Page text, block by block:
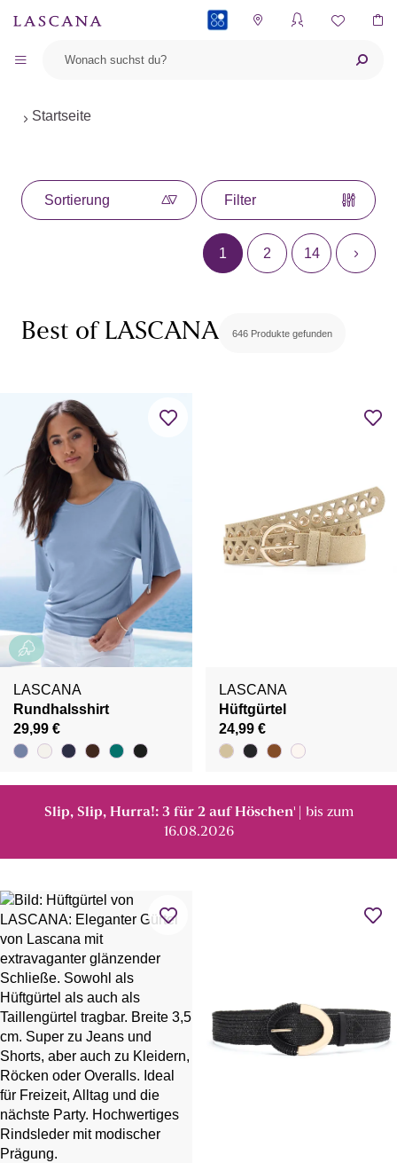
Startseite
Sortierung Filter
1 2 14
Best of LASCANA 646 Produkte gefunden
LASCANA
Rundhalsshirt
29,99 €
LASCANA
Hüftgürtel
24,99 €
Slip, Slip, Hurra!: 3 für 2 auf Höschen¹ | bis zum
16.08.2026